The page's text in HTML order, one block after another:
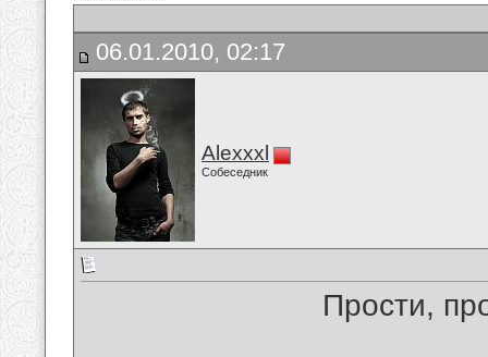
06.01.2010, 02:17
Alexxxl
Собеседник
Прости,